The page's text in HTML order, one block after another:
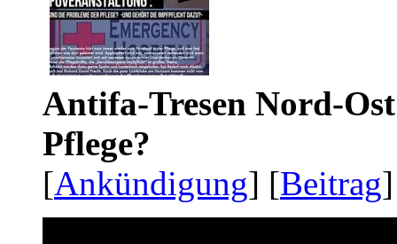
Antifa-Tresen Nord-
Pflege?
[Ankündigung] [Beitrag